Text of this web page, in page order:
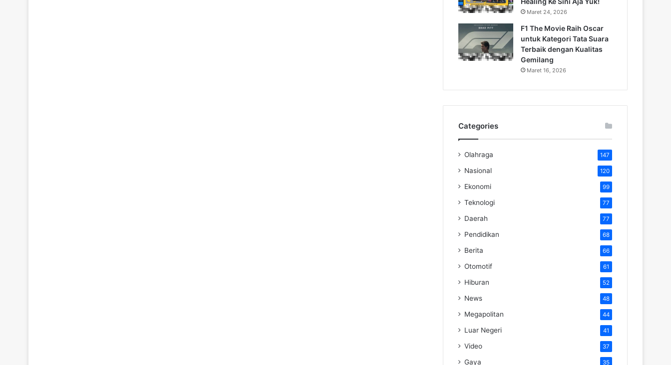
Maret 24, 2026
F1 The Movie Raih Oscar
untuk Kategori Tata Suara
Terbaik dengan Kualitas
Gemilang
Maret 16, 2026
Categories
Olahraga 147
Nasional 120
Ekonomi 99
Teknologi 77
Daerah 77
Pendidikan 68
Berita 66
Otomotif 61
Hiburan 52
News 48
Megapolitan 44
Luar Negeri 41
Video 37
Gaya 35